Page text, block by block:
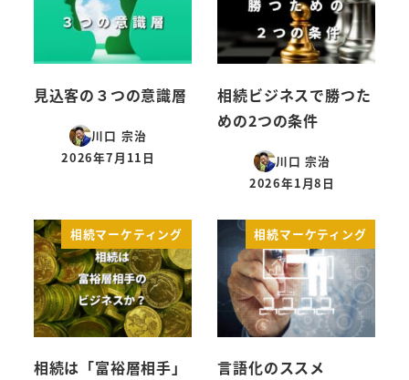
見込客の３つの意識層
川口 宗治
投稿日
2026年7月11日
相続ビジネスで勝つた
めの2つの条件
川口 宗治
投稿日
2026年1月8日
相続マーケティング
相続は「富裕層相手」
相続マーケティング
言語化のススメ